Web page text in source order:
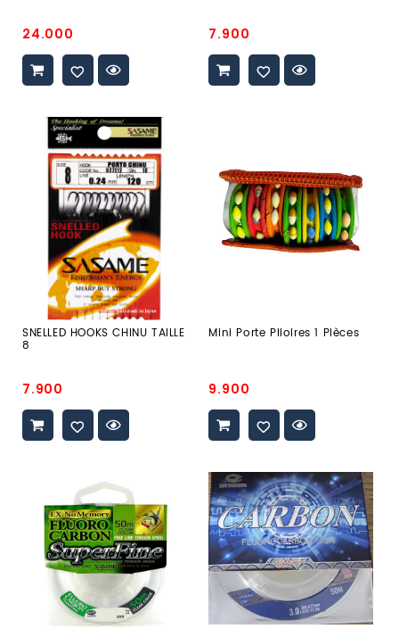
Prix
promo
24.000
Prix
promo
7.900
SNELLED
HOOKS
CHINU
TAILLE
SNELLED HOOKS CHINU TAILLE
8
Prix
promo
7.900
plioires
Pièces
Mini Porte Plioires 1 Pièces
Prix
promo
9.900
FINE
FLUOROCARBON
50m
SASAME
FLUOROCARBONE
LST
FISHING
50MT
0.12
Mm